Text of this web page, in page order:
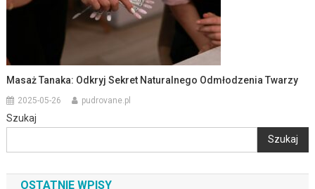
Masaż Tanaka: Odkryj Sekret Naturalnego Odmłodzenia Twarzy
2025-05-26 pudrovane.pl
Szukaj
Szukaj
OSTATNIE WPISY